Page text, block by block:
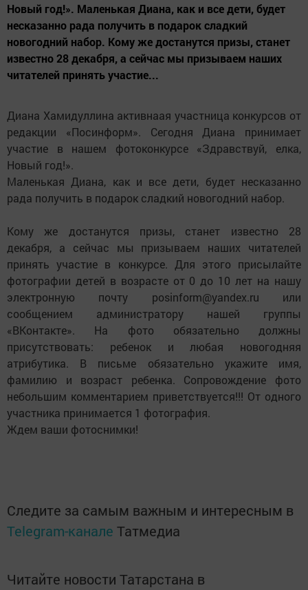
Новый год!». Маленькая Диана, как и все дети, будет
несказанно рада получить в подарок сладкий
новогодний набор. Кому же достанутся призы, станет
известно 28 декабря, а сейчас мы призываем наших
читателей принять участие...
Диана Хамидуллина активнаая участница конкурсов от
редакции «Посинформ». Сегодня Диана принимает
участие в нашем фотоконкурсе «Здравствуй, елка,
Новый год!».
Маленькая Диана, как и все дети, будет несказанно
рада получить в подарок сладкий новогодний набор.
Кому же достанутся призы, станет известно 28
декабря, а сейчас мы призываем наших читателей
принять участие в конкурсе. Для этого присылайте
фотографии детей в возрасте от 0 до 10 лет на нашу
электронную почту posinform@yandex.ru или
сообщением администратору нашей группы
«ВКонтакте». На фото обязательно должны
присутствовать: ребенок и любая новогодняя
атрибутика. В письме обязательно укажите имя,
фамилию и возраст ребенка. Сопровождение фото
небольшим комментарием приветствуется!!! От одного
участника принимается 1 фотография.
Ждем ваши фотоснимки!
Следите за самым важным и интересным в
Telegram-канале Татмедиа
Читайте новости Татарстана в